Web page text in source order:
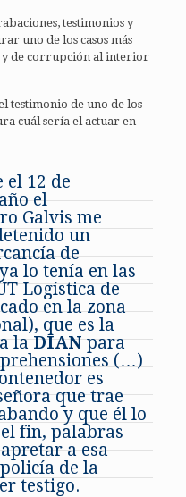
testimonios y
uno de los casos más
de corrupción al interior
testimonio de uno de los
cuál sería el actuar en
el 12 de
el
Galvis me
un
de
lo tenía en las
Logística de
en la zona
que es la
laDIANpara
(…)
es
que trae
y que él lo
fin, palabras
a esa
de la
testigo.